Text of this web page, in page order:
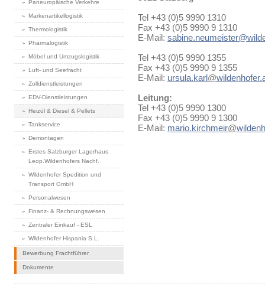
Paneuropäische Verkehre
Markenartikellogistik
Thermologistik
Pharmalogistik
Möbel und Umzugslogistik
Luft- und Seefracht
Zolldienstleistungen
EDV-Dienstleistungen
Heizöl & Diesel & Pellets
Tankservice
Demontagen
Erstes Salzburger Lagerhaus
Leop.Wildenhofers Nachf.
Wildenhofer Spedition und
Transport GmbH
Personalwesen
Finanz- & Rechnungswesen
Zentraler Einkauf - ESL
Wildenhofer Hispania S.L.
Bewerbung Frachtführer
Dokumente
Tel +43 (0)5 9990 1310
Fax +43 (0)5 9990 9 1310
E-Mail:
Tel +43 (0)5 9990 1355
Fax +43 (0)5 9990 9 1355
E-Mail: ursula.karl@
Leitung:
Tel +43 (0)5 9990 1300
Fax +43 (0)5 9990 9 1300
E-Mail: mario.kirchmeir@